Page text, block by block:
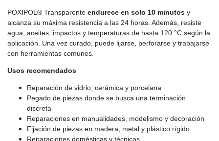
POXIPOL® Transparente endurece en solo 10 minutos y
alcanza su máxima resistencia a las 24 horas. Además, resiste
agua, aceites, impactos y temperaturas de hasta 120 °C según la
aplicación. Una vez curado, puede lijarse, perforarse y trabajarse
con herramientas comunes.
Usos recomendados
Reparación de vidrio, cerámica y porcelana
Pegado de piezas donde se busca una terminación
discreta
Reparaciones en manualidades, modelismo y decoración
Fijación de piezas en madera, metal y plástico rígido
Reparaciones domésticas y técnicas